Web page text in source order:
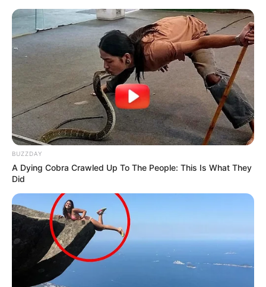
BUZZDAY
A Dying Cobra Crawled Up To The People: This Is What They
Did